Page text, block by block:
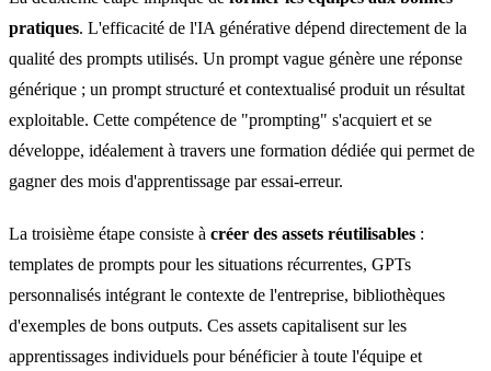
pratiques. L'efficacité de l'IA générative dépend directement de la
qualité des prompts utilisés. Un prompt vague génère une réponse
générique ; un prompt structuré et contextualisé produit un résultat
exploitable. Cette compétence de "prompting" s'acquiert et se
développe, idéalement à travers une formation dédiée qui permet de
gagner des mois d'apprentissage par essai-erreur.
La troisième étape consiste à créer des assets réutilisables :
templates de prompts pour les situations récurrentes, GPTs
personnalisés intégrant le contexte de l'entreprise, bibliothèques
d'exemples de bons outputs. Ces assets capitalisent sur les
apprentissages individuels pour bénéficier à toute l'équipe et